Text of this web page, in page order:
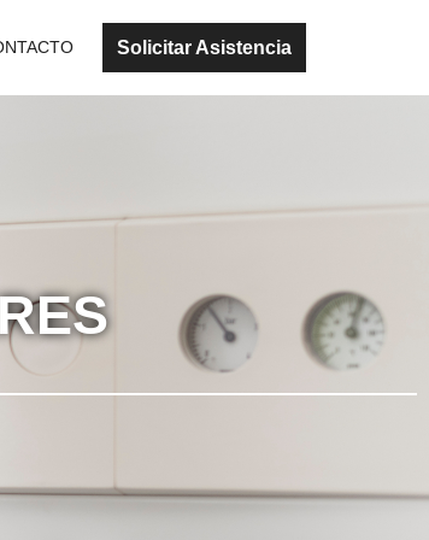
Solicitar Asistencia